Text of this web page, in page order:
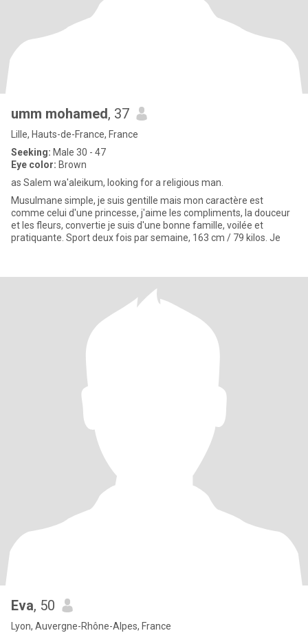
umm mohamed, 37
Lille, Hauts-de-France, France
Seeking: Male 30 - 47
Eye color: Brown
as Salem wa'aleikum, looking for a religious man.
Musulmane simple, je suis gentille mais mon caractère est
comme celui d'une princesse, j'aime les compliments, la douceur
et les fleurs, convertie je suis d'une bonne famille, voilée et
pratiquante. Sport deux fois par semaine, 163 cm / 79 kilos. Je
Eva, 50
Lyon, Auvergne-Rhône-Alpes, France